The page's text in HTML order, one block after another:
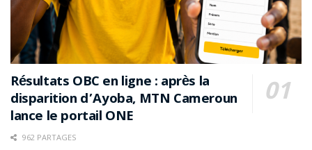
Résultats OBC en ligne : après la
disparition d’Ayoba, MTN Cameroun
lance le portail ONE
962 PARTAGES